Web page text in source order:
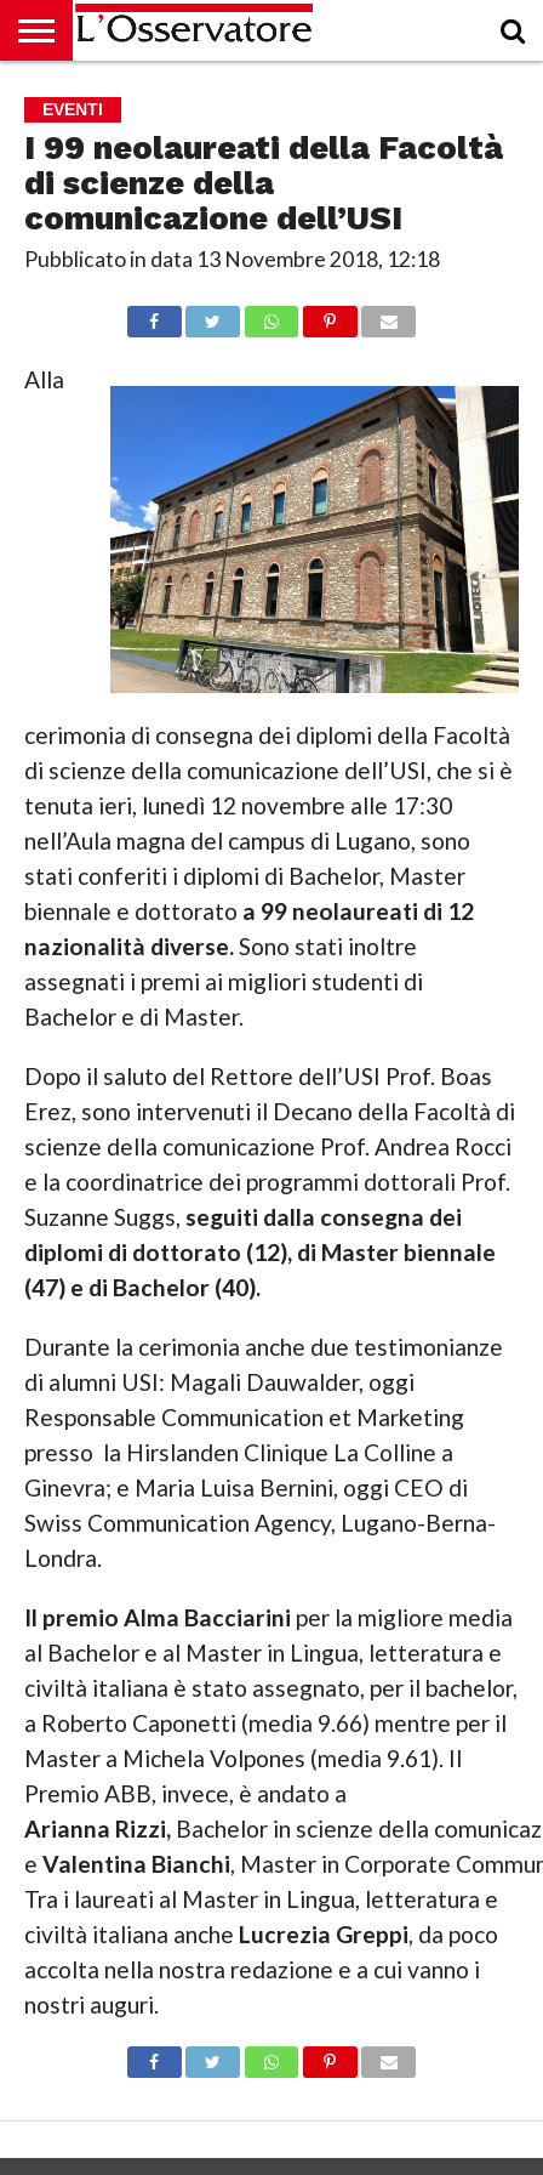
CULTURA
ECONOMIA
RUBRICHE
ARCHIVIO
PODCAST
ABBONAMENTO
CHI
SIAMO
ACCEDI
EVENTI
I 99 neolaureati della Facoltà
di scienze della
comunicazione dell’USI
Pubblicato in data 13 Novembre 2018, 12:18
Alla
cerimonia di consegna dei diplomi della Facoltà
di scienze della comunicazione dell’USI, che si è
tenuta ieri, lunedì 12 novembre alle 17:30
nell’Aula magna del campus di Lugano, sono
stati conferiti i diplomi di Bachelor, Master
biennale e dottorato a 99 neolaureati di 12
nazionalità diverse.Sono stati inoltre
assegnati i premi ai migliori studenti di
Bachelor e di Master.
Dopo il saluto del Rettore dell’USI Prof. Boas
Erez, sono intervenuti il Decano della Facoltà di
scienze della comunicazione Prof. Andrea Rocci
e la coordinatrice dei programmi dottorali Prof.
Suzanne Suggs, seguiti dalla consegna dei
diplomi di dottorato (12), di Master biennale
(47) e di Bachelor (40).
Durante la cerimonia anche due testimonianze
di alumni USI: Magali Dauwalder, oggi
Responsable Communication et Marketing
presso la Hirslanden Clinique La Colline a
Ginevra; e Maria Luisa Bernini, oggi CEO di
Swiss Communication Agency, Lugano-Berna-
Londra.
Il premio Alma Bacciarini per la migliore media
al Bachelor e al Master in Lingua, letteratura e
civiltà italiana è stato assegnato, per il bachelor,
a Roberto Caponetti (media 9.66) mentre per il
Master a Michela Volpones (media 9.61). Il
Premio ABB, invece, è andato a
Arianna Rizzi,Bachelor in scienze della
e Valentina Bianchi, Master in Corporate
Tra i laureati al Master in Lingua, letteratura e
civiltà italiana anche Lucrezia Greppi, da poco
accolta nella nostra redazione e a cui vanno i
nostri auguri.